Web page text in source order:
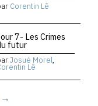
Corentin Lê
7- Les Crimes
futur
Josué Morel,
Lê
→